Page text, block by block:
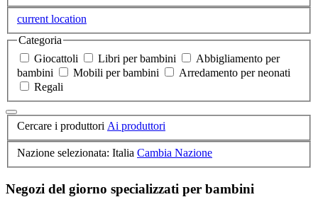
current location
Categoria
Giocattoli
Libri per bambini
Abbigliamento per
bambini
Mobili per bambini
Arredamento per neonati
Regali
Cercare i produttori Ai produttori
Nazione selezionata: Italia Cambia Nazione
Negozi del giorno specializzati per bambini